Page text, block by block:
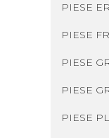
PIESE
PIESE
PIESE
PIESE
PIESE